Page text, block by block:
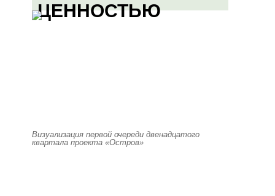
ЦЕННОСТЬЮ
Визуализация первой очереди двенадцатого
квартала проекта «Остров»